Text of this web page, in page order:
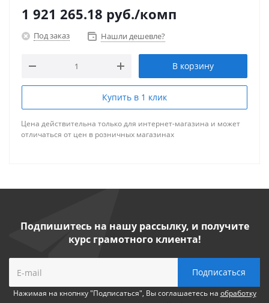
1 921 265.18 руб./комп
Под заказ Нашли дешевле?
В корзину
Купить в 1 клик
Цена действительна только для интернет-магазина и может
отличаться от цен в розничных магазинах
Подпишитесь на нашу рассылку, и получите
курс грамотного клиента!
Нажимая на кнопнку "Подписаться", Вы соглашаетесь на обработку